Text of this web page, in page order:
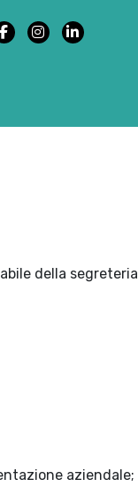
della segreteria
aziendale;